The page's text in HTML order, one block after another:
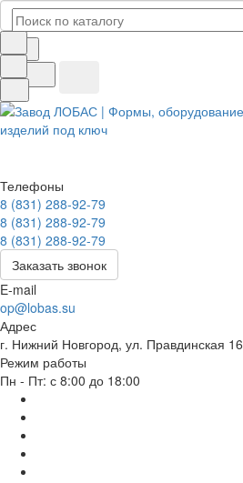
Телефоны
8 (831) 288-92-79
8 (831) 288-92-79
8 (831) 288-92-79
Заказать звонок
E-mail
op@lobas.su
Адрес
г. Нижний Новгород, ул. Правдинская 16
Режим работы
Пн - Пт: с 8:00 до 18:00